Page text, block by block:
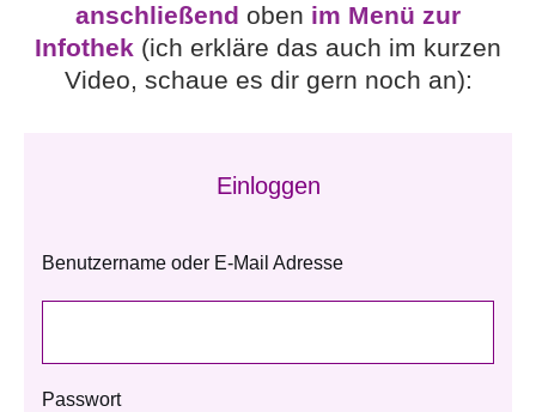
anschließend oben im Menü zur
Infothek (ich erkläre das auch im kurzen
Video, schaue es dir gern noch an):
Einloggen
Benutzername oder E-Mail Adresse
Passwort